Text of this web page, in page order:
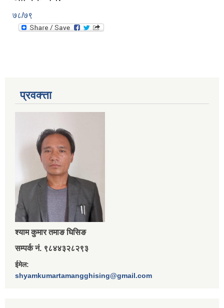
७८/७९
प्रवक्त्ता
श्‍याम कुमार तमाङ घिसिङ
सम्पर्क नं. ९८४४३२८२९३
ईमेल:
shyamkumartamangghising@gmail.com